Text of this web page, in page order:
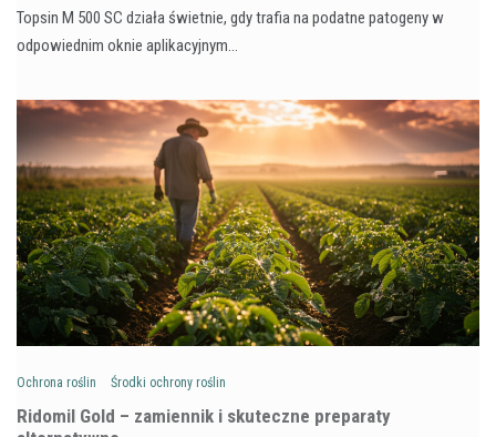
Topsin M 500 SC działa świetnie, gdy trafia na podatne patogeny w
odpowiednim oknie aplikacyjnym…
Ochrona roślin Środki ochrony roślin
Ridomil Gold – zamiennik i skuteczne preparaty